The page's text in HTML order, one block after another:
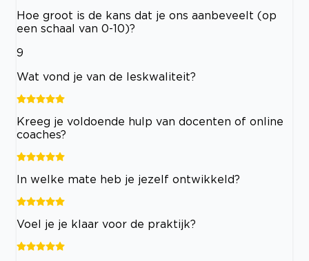
Hoe groot is de kans dat je ons aanbeveelt (op
een schaal van 0-10)?
9
Wat vond je van de leskwaliteit?
Kreeg je voldoende hulp van docenten of online
coaches?
In welke mate heb je jezelf ontwikkeld?
Voel je je klaar voor de praktijk?